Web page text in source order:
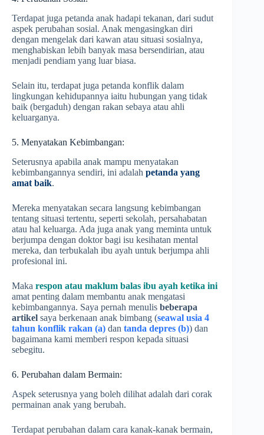
Terdapat juga petanda anak hadapi tekanan, dari sudut
aspek perubahan sosial. Anak mengasingkan diri
dengan mengelak dari kawan atau situasi sosialnya,
menghabiskan lebih banyak masa bersendirian, atau
menjadi pendiam yang luar biasa.
Selain itu, terdapat juga petanda konflik dalam
lingkungan kehidupannya iaitu hubungan yang tidak
baik (bergaduh) dengan rakan sebaya atau ahli
keluarganya.
5. Menyatakan Kebimbangan:
Seterusnya apabila anak mampu menyatakan
kebimbangannya sendiri, ini adalah petanda yang
amat baik.
Mereka menyatakan secara langsung kebimbangan
tentang situasi tertentu, seperti sekolah, persahabatan
atau hal keluarga. Ada juga anak yang meminta untuk
berjumpa dengan doktor bagi isu kesihatan mental
mereka, dan terbukalah ibu ayah untuk berjumpa ahli
profesional ini.
Maka respon atau maklum balas ibu ayah ketika ini
amat penting dalam membantu anak mengatasi
kebimbangannya. Saya pernah menulis beberapa
artikel saya berkenaan anak bimbang (seawal usia 4
tahun konflik rakan (a) dan tanda depres (b)) dan
bagaimana kami memberi respon kepada situasi
sebegitu.
6. Perubahan dalam Bermain:
Aspek seterusnya yang boleh dilihat adalah dari corak
permainan anak yang berubah.
Terdapat perubahan dalam cara kanak-kanak bermain,